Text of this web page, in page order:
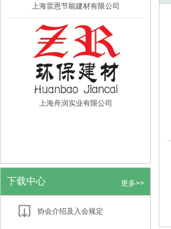
上海雷恩节能建材有限公司
上海舟润实业有限公司
下载中心 更多>>
协会介绍及入会规定